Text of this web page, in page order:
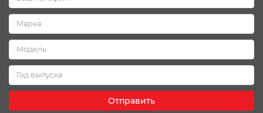
Отправить